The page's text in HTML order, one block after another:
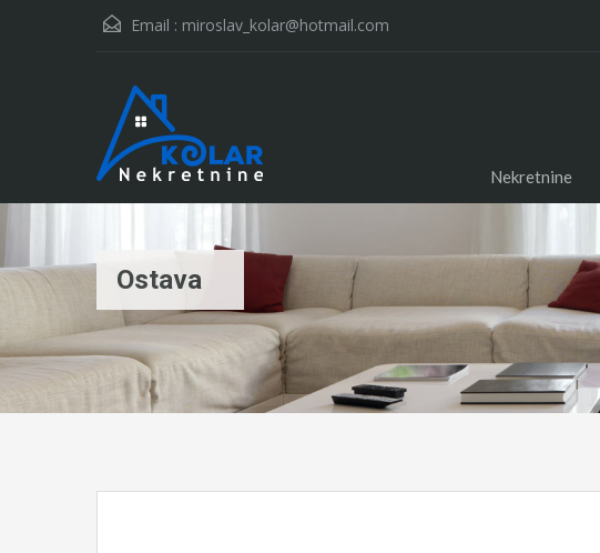
Email : miroslav_kolar@hotmail.com
Nekretnine
Ostava